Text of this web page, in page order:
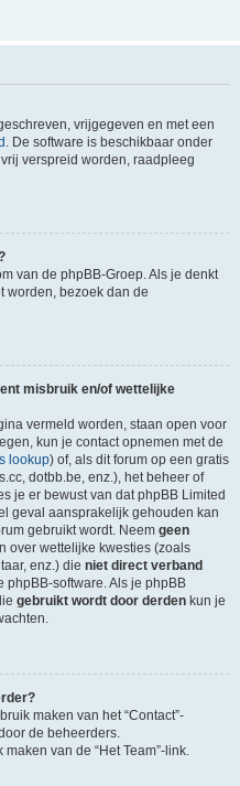
vrijgegeven en met een
. De software is beschikbaar onder
verspreid worden, raadpleeg
van de phpBB-Groep. Als je denkt
worden, bezoek dan de
misbruik en/of wettelijke
vermeld worden, staan open voor
kun je contact opnemen met de
lookup) of, als dit forum op een gratis
dotbb.be, enz.), het beheer of
je er bewust van dat phpBB Limited
geval aansprakelijk gehouden kan
gebruikt wordt. Neem geen
over wettelijke kwesties (zoals
enz.) die niet direct verband
phpBB-software. Als je phpBB
gebruikt wordt door derden kun je
maken van het “Contact”-
de beheerders.
van de “Het Team”-link.